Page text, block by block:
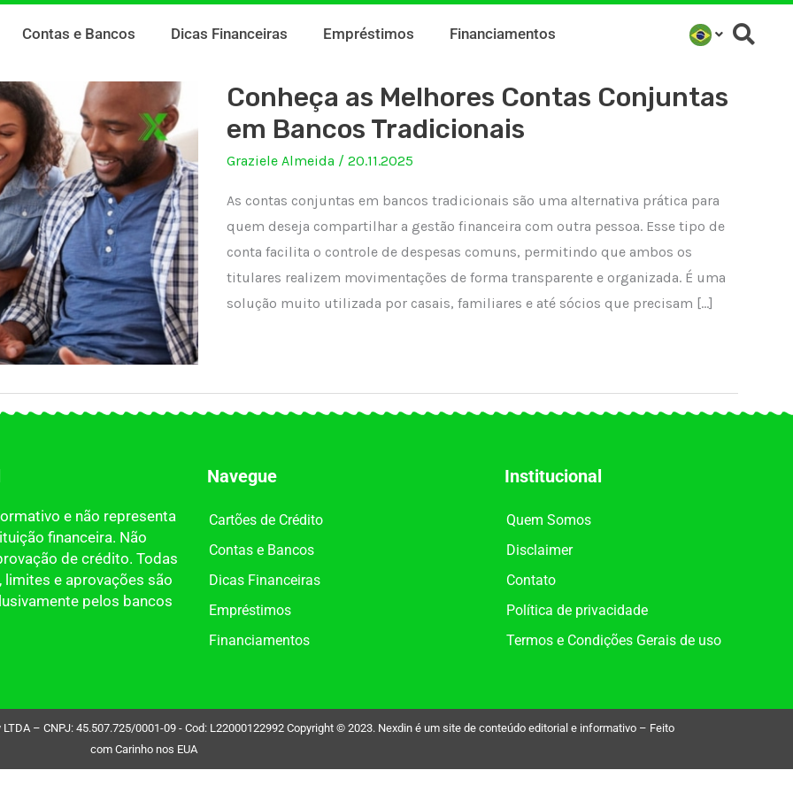
Contas e Bancos Dicas Financeiras Empréstimos Financiamentos
Conheça as Melhores Contas Conjuntas
em Bancos Tradicionais
Graziele Almeida / 20.11.2025
As contas conjuntas em bancos tradicionais são uma alternativa prática para
quem deseja compartilhar a gestão financeira com outra pessoa. Esse tipo de
conta facilita o controle de despesas comuns, permitindo que ambos os
titulares realizem movimentações de forma transparente e organizada. É uma
solução muito utilizada por casais, familiares e até sócios que precisam […]
e não representa
financeira. Não
de crédito. Todas
limites e aprovações são
pelos bancos
Navegue
Cartões de Crédito
Contas e Bancos
Dicas Financeiras
Empréstimos
Financiamentos
Institucional
Quem Somos
Disclaimer
Contato
Política de privacidade
Termos e Condições Gerais de uso
– CNPJ: 45.507.725/0001-09 - Cod: L22000122992 Copyright © 2023. Nexdin é um site de conteúdo editorial e informativo – Feito
com Carinho nos EUA